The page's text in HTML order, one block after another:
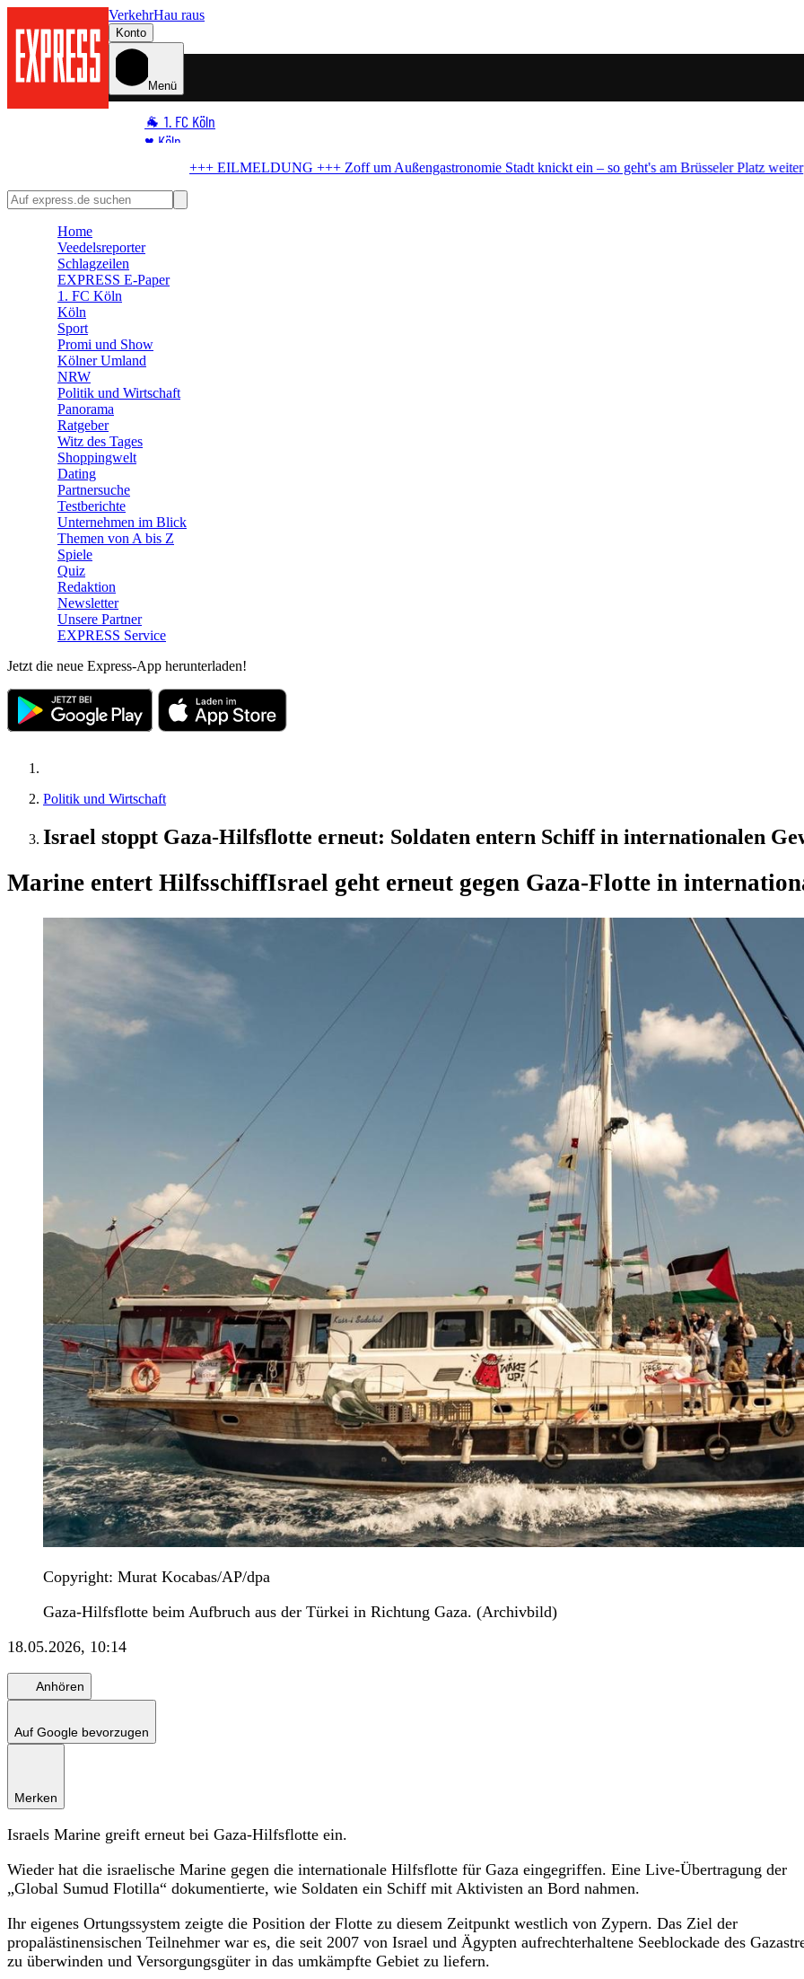
VerkehrHau raus
Konto
Menü
🐐 1. FC Köln
♥️ Köln
⭐ Promi
🏆 Sport
🛒 Shoppingwelt
Zoff um AußengastronomieStadt knickt ein – so geht's am Brüsseler Platz weiter
Home
Veedelsreporter
Schlagzeilen
EXPRESS E-Paper
1. FC Köln
Köln
Sport
Promi und Show
Kölner Umland
NRW
Politik und Wirtschaft
Panorama
Ratgeber
Witz des Tages
Shoppingwelt
Dating
Partnersuche
Testberichte
Unternehmen im Blick
Themen von A bis Z
Spiele
Quiz
Redaktion
Newsletter
Unsere Partner
EXPRESS Service
Jetzt die neue Express-App herunterladen!
Politik und Wirtschaft
Israel stoppt Gaza-Hilfsflotte erneut: Soldaten entern Schiff in internationalen
Marine entert HilfsschiffIsrael geht erneut gegen Gaza-Flotte in
Copyright: Murat Kocabas/AP/dpa
Gaza-Hilfsflotte beim Aufbruch aus der Türkei in Richtung Gaza. (Archivbild)
18.05.2026, 10:14
Anhören
Auf Google bevorzugen
Merken
Israels Marine greift erneut bei Gaza-Hilfsflotte ein.
Wieder hat die israelische Marine gegen die internationale Hilfsflotte für Gaza eingegriffen. Eine Live-Übertragung der
„Global Sumud Flotilla“ dokumentierte, wie Soldaten ein Schiff mit Aktivisten an Bord nahmen.
Ihr eigenes Ortungssystem zeigte die Position der Flotte zu diesem Zeitpunkt westlich von Zypern. Das Ziel der
propalästinensischen Teilnehmer war es, die seit 2007 von Israel und Ägypten aufrechterhaltene Seeblockade des
zu überwinden und Versorgungsgüter in das umkämpfte Gebiet zu liefern.